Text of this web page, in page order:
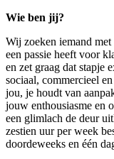
Wie ben jij?
Wij zoeken iemand
een passie heeft voor
en zet graag dat stapje
sociaal, commercieel
jou, je houdt van
jouw enthousiasme en
een glimlach de deur
zestien uur per week
doordeweeks en één